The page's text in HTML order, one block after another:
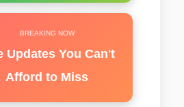
BREAKING NOW
Updates You Can't
Afford to Miss